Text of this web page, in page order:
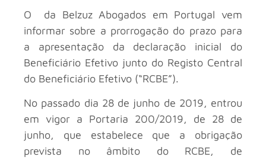
O da Belzuz Abogados em Portugal vem
informar sobre a prorrogação do prazo para
a apresentação da declaração inicial do
Beneficiário Efetivo junto do Registo Central
do Beneficiário Efetivo (“RCBE”).
No passado dia 28 de junho de 2019, entrou
em vigor a Portaria 200/2019, de 28 de
junho, que estabelece que a obrigação
prevista no âmbito do RCBE, de